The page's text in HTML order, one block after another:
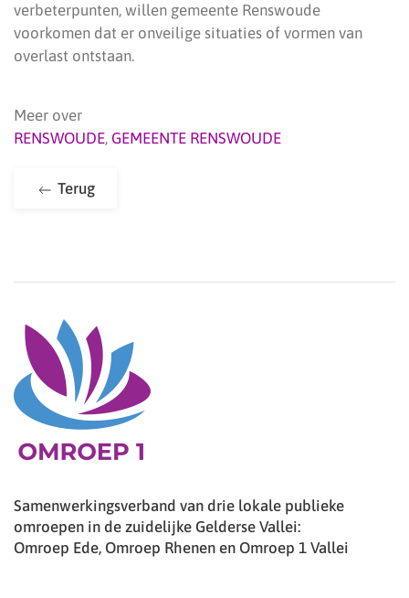
verbeterpunten, willen gemeente Renswoude
voorkomen dat er onveilige situaties of vormen van
overlast ontstaan.
Meer over
RENSWOUDE, GEMEENTE RENSWOUDE
Terug
Samenwerkingsverband van drie lokale publieke
omroepen in de zuidelijke Gelderse Vallei:
Omroep Ede, Omroep Rhenen en Omroep 1 Vallei